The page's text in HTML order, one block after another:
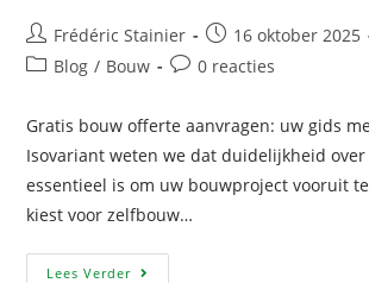
Frédéric Stainier
16 oktober 2025
Blog / Bouw 0 reacties
Gratis bouw offerte aanvragen: uw gids
Isovariant weten we dat duidelijkheid over
essentieel is om uw bouwproject vooruit
kiest voor zelfbouw…
Lees Verder